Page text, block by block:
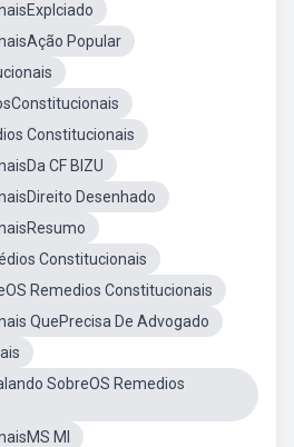
Popular
Constitucionais
CF BIZU
Desenhado
Constitucionais
Remedios Constitucionais
QuePrecisa De Advogado
SobreOS Remedios
MI